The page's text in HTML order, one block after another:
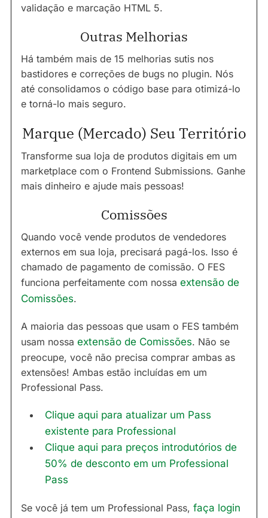
validação e marcação HTML 5.
Outras Melhorias
Há também mais de 15 melhorias sutis nos
bastidores e correções de bugs no plugin. Nós
até consolidamos o código base para otimizá-lo
e torná-lo mais seguro.
Marque (Mercado) Seu Território
Transforme sua loja de produtos digitais em um
marketplace com o Frontend Submissions. Ganhe
mais dinheiro e ajude mais pessoas!
Comissões
Quando você vende produtos de vendedores
externos em sua loja, precisará pagá-los. Isso é
chamado de pagamento de comissão. O FES
funciona perfeitamente com nossa extensão de
Comissões.
A maioria das pessoas que usam o FES também
usam nossa extensão de Comissões. Não se
preocupe, você não precisa comprar ambas as
extensões! Ambas estão incluídas em um
Professional Pass.
Clique aqui para atualizar um Pass
existente para Professional
Clique aqui para preços introdutórios de
50% de desconto em um Professional
Pass
Se você já tem um Professional Pass, faça login